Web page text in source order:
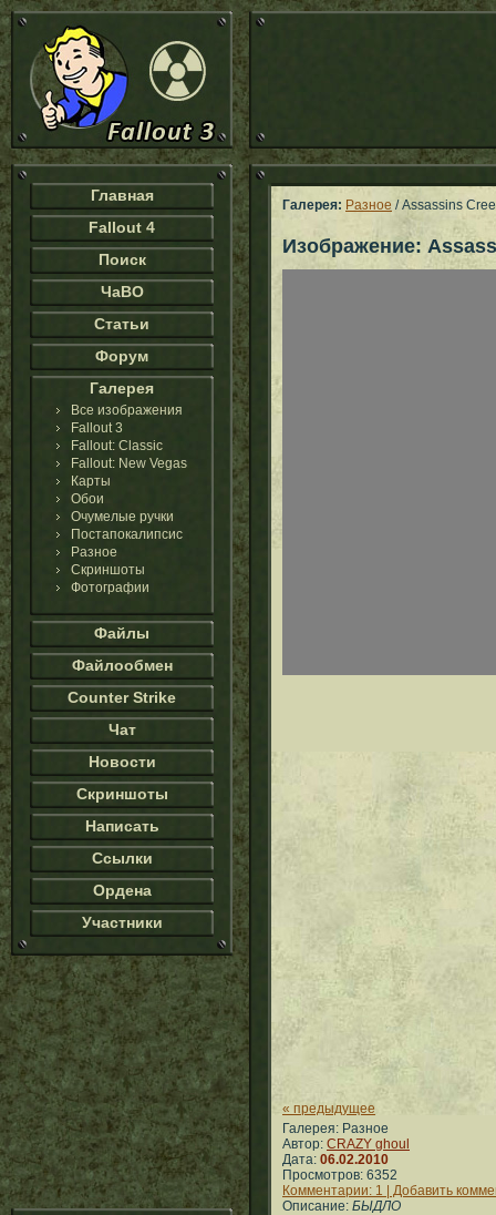
Главная
Fallout 4
Поиск
ЧаВО
Статьи
Форум
Галерея
Все изображения
Fallout 3
Fallout: Classic
Fallout: New Vegas
Карты
Обои
Очумелые ручки
Постапокалипсис
Разное
Скриншоты
Фотографии
Файлы
Файлообмен
Counter Strike
Чат
Новости
Скриншоты
Написать
Ссылки
Ордена
Участники
Галерея: Разное / Assassins
Изображение:
« предыдущее
Галерея: Разное
Автор: CRAZY ghoul
Дата: 06.02.2010
Просмотров: 6352
Комментарии: 1 | Добавить
Описание: БЫДЛО